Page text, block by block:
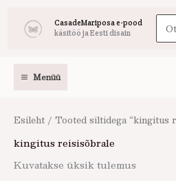
CasadeMariposa e-pood
käsitöö ja Eesti disain
for:
Menüü
Esileht / Tooted siltidega “kingitus
kingitus reisisõbrale
Kuvatakse üksik tulemus